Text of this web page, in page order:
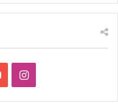
YouTubeInstagram